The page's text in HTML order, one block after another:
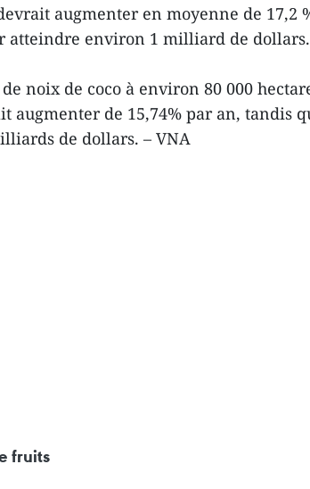
augmenter en moyenne de 17,2
atteindre environ 1 milliard de dollars.
noix de coco à environ 80 000
de 15,74% par an, tandis
de dollars. – VNA
fruits